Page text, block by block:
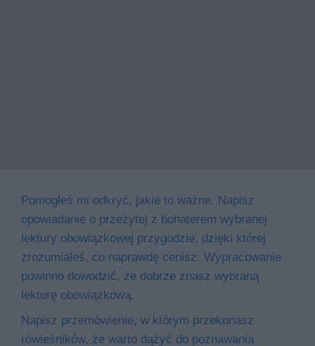
Pomogłeś mi odkryć, jakie to ważne. Napisz
opowiadanie o przeżytej z bohaterem wybranej
lektury obowiązkowej przygodzie, dzięki której
zrozumiałeś, co naprawdę cenisz. Wypracowanie
powinno dowodzić, że dobrze znasz wybraną
lekturę obowiązkową.
Napisz przemówienie, w którym przekonasz
rówieśników, że warto dążyć do poznawania